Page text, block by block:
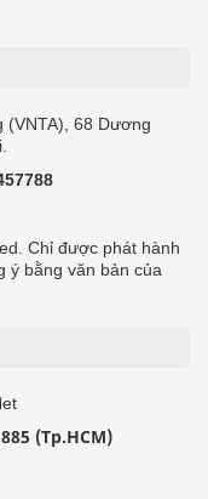
(VNTA), 68 Dương
Chỉ được phát hành
ý bằng văn bản của
(Tp.HCM)